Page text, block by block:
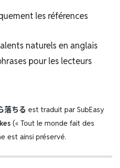
les références
naturels en anglais
pour les lecteurs
落ちる est traduit par SubEasy
(« Tout le monde fait des
est ainsi préservé.